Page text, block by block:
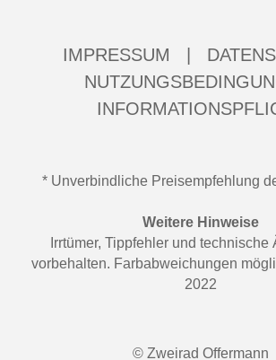
IMPRESSUM
* Unverbindliche Preisempfehlung
Weitere Hinweise
Irrtümer, Tippfehler und technische
vorbehalten. Farbabweichungen
2022
© Zweirad Offermann